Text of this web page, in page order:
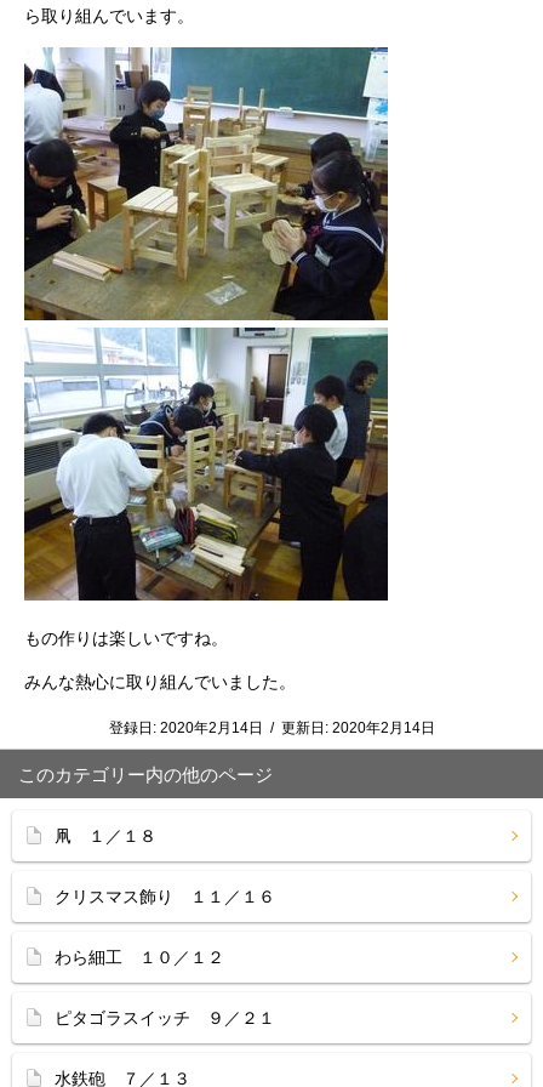
ら取り組んでいます。
もの作りは楽しいですね。
みんな熱心に取り組んでいました。
登録日: 2020年2月14日 / 更新日: 2020年2月14日
このカテゴリー内の他のページ
凧 １／１８
クリスマス飾り １１／１６
わら細工 １０／１２
ピタゴラスイッチ ９／２１
水鉄砲 ７／１３